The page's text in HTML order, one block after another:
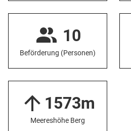
10
Beförderung (Personen)
1573m
Meereshöhe Berg